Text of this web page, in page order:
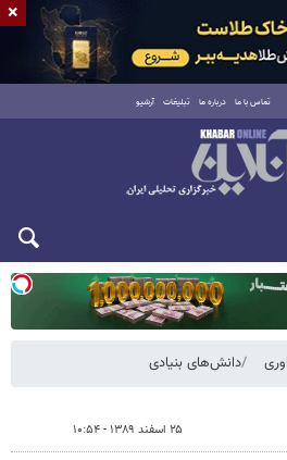
تماس با ما درباره ما تبلیغات آرشیو
دانش‌های بنیادی
۲۵ اسفند ۱۳۸۹ - ۱۰:۵۴
×